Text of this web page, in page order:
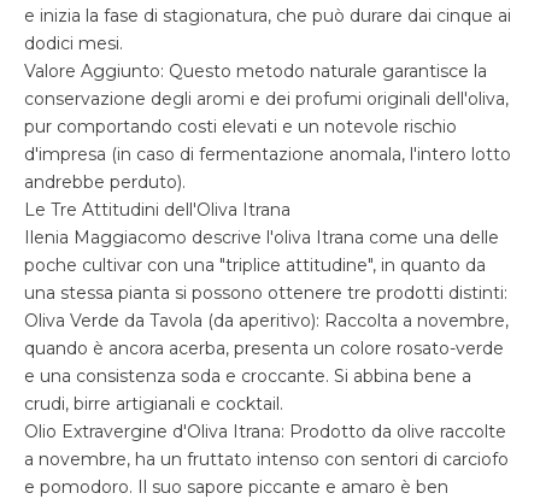
e inizia la fase di stagionatura, che può durare dai cinque ai
dodici mesi.
Valore Aggiunto: Questo metodo naturale garantisce la
conservazione degli aromi e dei profumi originali dell'oliva,
pur comportando costi elevati e un notevole rischio
d'impresa (in caso di fermentazione anomala, l'intero lotto
andrebbe perduto).
Le Tre Attitudini dell'Oliva Itrana
Ilenia Maggiacomo descrive l'oliva Itrana come una delle
poche cultivar con una "triplice attitudine", in quanto da
una stessa pianta si possono ottenere tre prodotti distinti:
Oliva Verde da Tavola (da aperitivo): Raccolta a novembre,
quando è ancora acerba, presenta un colore rosato-verde
e una consistenza soda e croccante. Si abbina bene a
crudi, birre artigianali e cocktail.
Olio Extravergine d'Oliva Itrana: Prodotto da olive raccolte
a novembre, ha un fruttato intenso con sentori di carciofo
e pomodoro. Il suo sapore piccante e amaro è ben